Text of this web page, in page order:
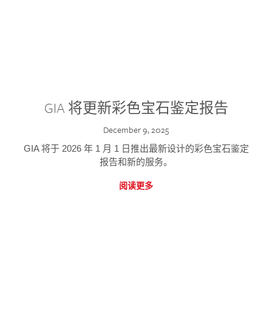
GIA 将更新彩色宝石鉴定报告
December 9, 2025
GIA 将于 2026 年 1 月 1 日推出最新设计的彩色宝石鉴定
报告和新的服务。
阅读更多